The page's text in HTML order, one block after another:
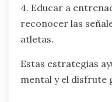
Para mitigar el
es esencial
equipo, fomentar
enfatizar el